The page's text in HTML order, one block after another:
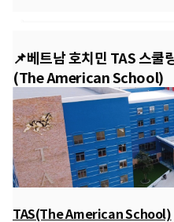
📌베트남 호치민 TAS 스쿨
(The American School)
TAS(The American School)